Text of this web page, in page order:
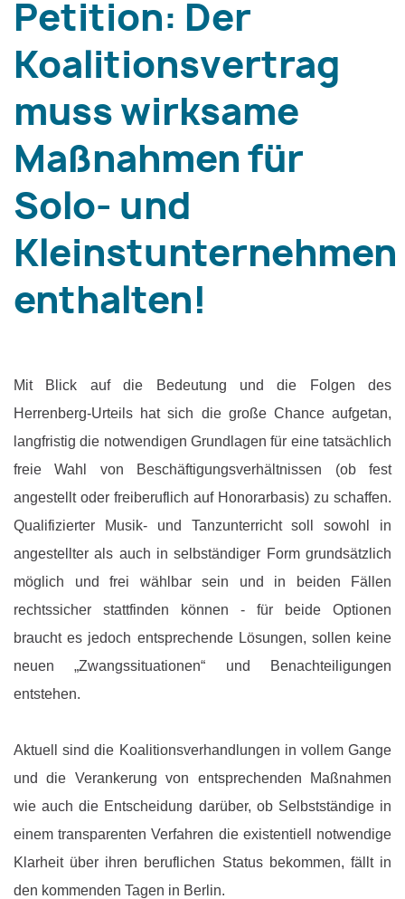
Petition: Der
Koalitionsvertrag
muss wirksame
Maßnahmen für
Solo- und
Kleinstunternehmen
enthalten!
Mit Blick auf die Bedeutung und die Folgen des
Herrenberg-Urteils hat sich die große Chance aufgetan,
langfristig die notwendigen Grundlagen für eine tatsächlich
freie Wahl von Beschäftigungsverhältnissen (ob fest
angestellt oder freiberuflich auf Honorarbasis) zu schaffen.
Qualifizierter Musik- und Tanzunterricht soll sowohl in
angestellter als auch in selbständiger Form grundsätzlich
möglich und frei wählbar sein und in beiden Fällen
rechtssicher stattfinden können - für beide Optionen
braucht es jedoch entsprechende Lösungen, sollen keine
neuen „Zwangssituationen“ und Benachteiligungen
entstehen.
Aktuell sind die Koalitionsverhandlungen in vollem Gange
und die Verankerung von entsprechenden Maßnahmen
wie auch die Entscheidung darüber, ob Selbstständige in
einem transparenten Verfahren die existentiell notwendige
Klarheit über ihren beruflichen Status bekommen, fällt in
den kommenden Tagen in Berlin.